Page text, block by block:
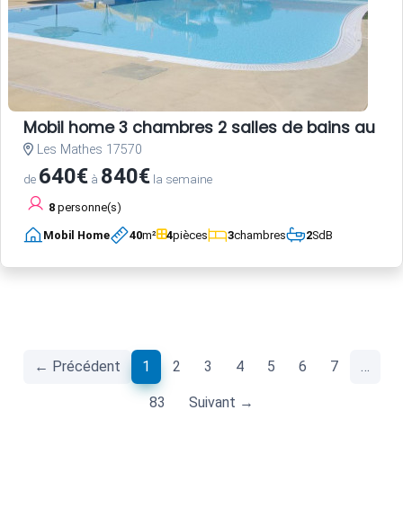
Mobil home 3 chambres 2 salles de bains au
Les Mathes 17570
de 640€ à 840€ la semaine
8 personne(s)
Mobil Home 40m² 4pièces 3chambres 2SdB
← Précédent 1 (current)
2 3 4 5 6 7 …
83 Suivant →